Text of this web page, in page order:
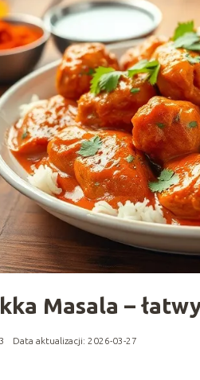
Masala –
Data aktualizacji: 2026-03-27